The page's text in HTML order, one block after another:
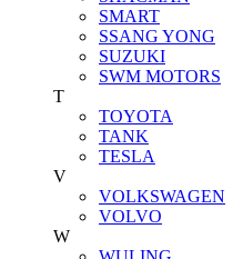
SMART
SSANG YONG
SUZUKI
SWM MOTORS
T
TOYOTA
TANK
TESLA
V
VOLKSWAGEN
VOLVO
W